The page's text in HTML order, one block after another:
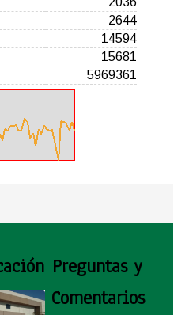
2644
14594
15681
5969361
Preguntas y
Comentarios